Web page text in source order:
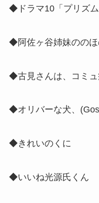
◆ドラマ10「プリズム
◆阿佐ヶ谷姉妹ののほ
◆古見さんは、コミュ
◆オリバーな犬、
◆きれいのくに
◆いいね光源氏くん